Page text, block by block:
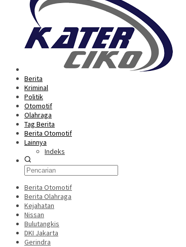
Berita
Kriminal
Politik
Otomotif
Olahraga
Tag Berita
Berita Otomotif
Lainnya
Indeks
Berita Otomotif
Berita Olahraga
Kejahatan
Nissan
Bulutangkis
DKI Jakarta
Gerindra